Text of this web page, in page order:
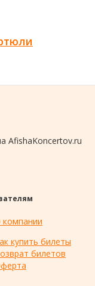
AfishaKoncertov.ru
купить билеты
билетов